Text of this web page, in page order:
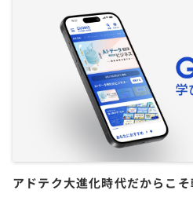
アドテク大進化時代だからこ